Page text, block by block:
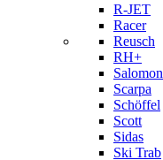
R-JET
Racer
Reusch
RH+
Salomon
Scarpa
Schöffel
Scott
Sidas
Ski Trab